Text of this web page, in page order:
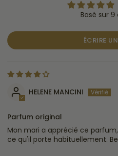
Basé sur 9
ÉCRIRE
HELENE MANCINI
Parfum original
Mon mari a apprécié ce
ce qu'il porte habituellement.